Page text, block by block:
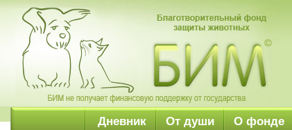
Дневник От души О фонде